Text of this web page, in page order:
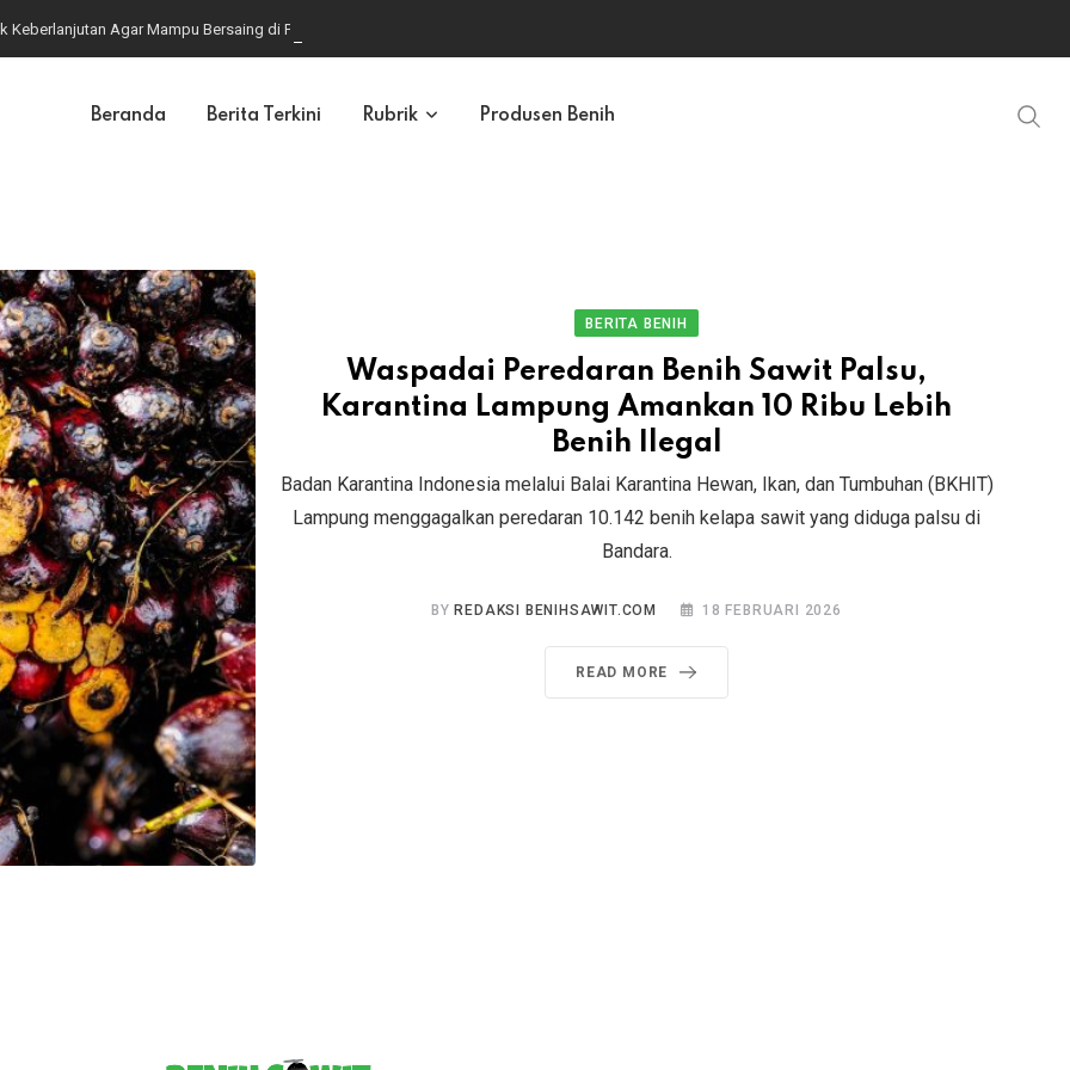
Agar Mampu Bersaing di Pasar Global
Beranda Berita Terkini Rubrik Produsen Benih
BERITA BENIH
Waspadai Peredaran Benih Sawit Palsu,
Karantina Lampung Amankan 10 Ribu Lebih
Benih Ilegal
Badan Karantina Indonesia melalui Balai Karantina Hewan, Ikan, dan Tumbuhan (BKHIT)
Lampung menggagalkan peredaran 10.142 benih kelapa sawit yang diduga palsu di
Bandara.
BY REDAKSI BENIHSAWIT.COM 18 FEBRUARI 2026
READ MORE